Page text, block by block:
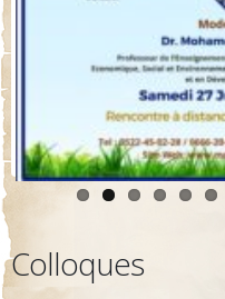
Colloques